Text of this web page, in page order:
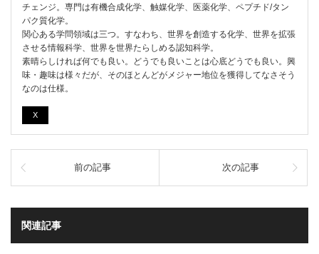
チェンジ。専門は有機合成化学、触媒化学、医薬化学、ペプチド/タン
パク質化学。
関心ある学問領域は三つ。すなわち、世界を創造する化学、世界を拡張
させる情報科学、世界を世界たらしめる認知科学。
素晴らしければ何でも良い。どうでも良いことは心底どうでも良い。興
味・趣味は様々だが、そのほとんどがメジャー地位を獲得してなさそう
なのは仕様。
X
前の記事 次の記事
関連記事